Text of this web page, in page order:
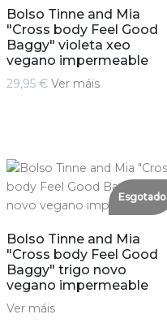
Bolso Tinne and Mia
"Cross body Feel Good
Baggy" violeta xeo
vegano impermeable
29,95 € Ver máis
Esgotado
Bolso Tinne and Mia
"Cross body Feel Good
Baggy" trigo novo
vegano impermeable
Ver máis